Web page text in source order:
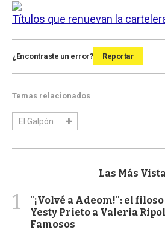
Títulos que renuevan la
¿Encontraste un error? Reportar
Temas relacionados
El Galpón
Las Más
1
"¡Volvé a Adeom!": el
Yesty Prieto a Valeria
Famosos